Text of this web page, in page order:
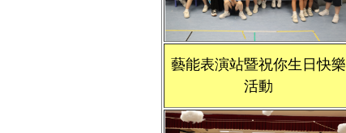
藝能表演站暨祝你生日快樂
活動